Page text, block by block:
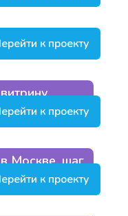
к проекту
к проекту
Москве, шаг
к проекту